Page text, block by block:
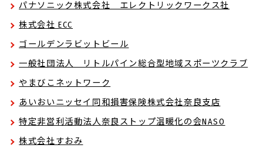
パナソニック株式会社 エレクトリックワークス社
株式会社 ECC
ゴールデンラビットビール
一般社団法人 リトルパイン総合型地域スポーツクラブ
やまびこネットワーク
あいおいニッセイ同和損害保険株式会社奈良支店
特定非営利活動法人奈良ストップ温暖化の会NASO
株式会社すおみ